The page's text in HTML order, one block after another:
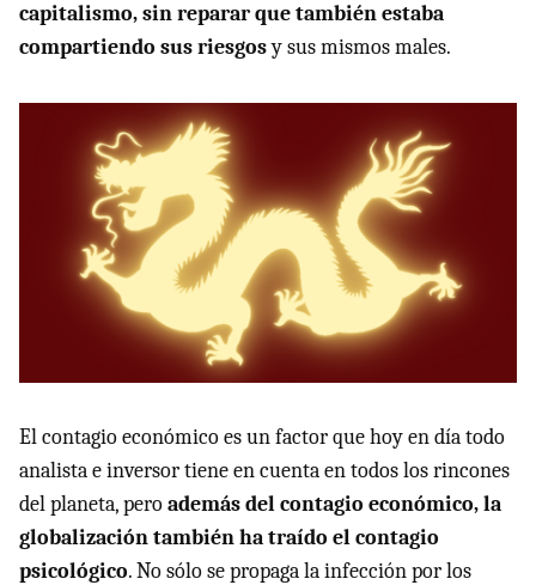
capitalismo, sin reparar que también estaba
compartiendo sus riesgosy sus mismos males.
El contagio económico es un factor que hoy en día todo
analista e inversor tiene en cuenta en todos los rincones
del planeta, peroademás del contagio económico, la
globalización también ha traído el contagio
psicológico. No sólo se propaga la infección por los